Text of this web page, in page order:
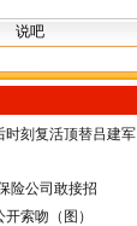
说吧
时刻复活顶替吕建军
险公司敢接招
索吻（图）